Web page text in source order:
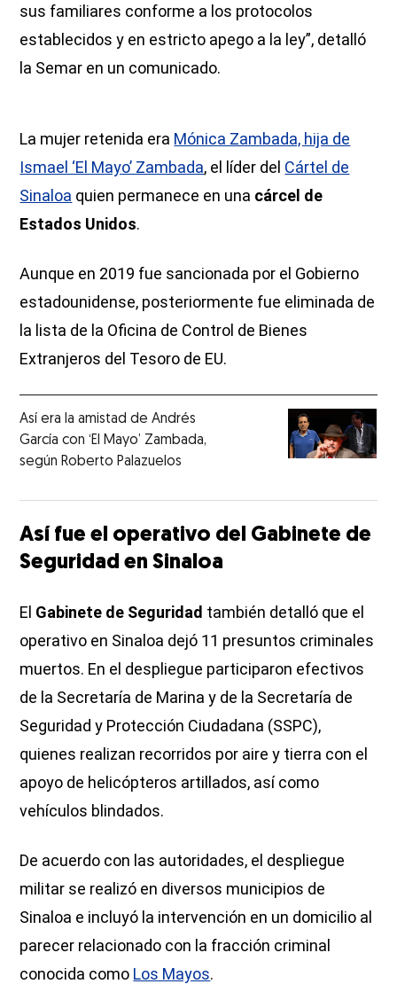
sus familiares conforme a los protocolos
establecidos y en estricto apego a la ley”, detalló
la Semar en un comunicado.
La mujer retenida era Mónica Zambada, hija de
Ismael ‘El Mayo’ Zambada, el líder del Cártel de
Sinaloa quien permanece en una cárcel de
Estados Unidos.
Aunque en 2019 fue sancionada por el Gobierno
estadounidense, posteriormente fue eliminada de
la lista de la Oficina de Control de Bienes
Extranjeros del Tesoro de EU.
Así era la amistad de Andrés
García con ‘El Mayo’ Zambada,
según Roberto Palazuelos
Así fue el operativo del Gabinete de
Seguridad en Sinaloa
El Gabinete de Seguridad también detalló que el
operativo en Sinaloa dejó 11 presuntos criminales
muertos. En el despliegue participaron efectivos
de la Secretaría de Marina y de la Secretaría de
Seguridad y Protección Ciudadana (SSPC),
quienes realizan recorridos por aire y tierra con el
apoyo de helicópteros artillados, así como
vehículos blindados.
De acuerdo con las autoridades, el despliegue
militar se realizó en diversos municipios de
Sinaloa e incluyó la intervención en un domicilio al
parecer relacionado con la fracción criminal
conocida como Los Mayos.